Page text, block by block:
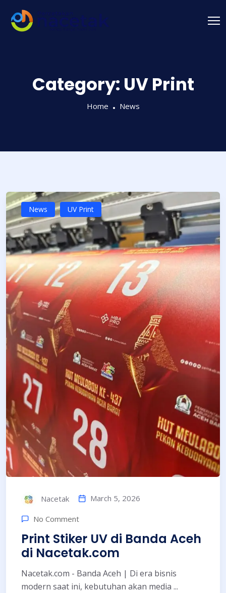
Category: UV Print
Home News
News UV Print
Nacetak March 5, 2026
No Comment
Print Stiker UV di Banda Aceh
di Nacetak.com
Nacetak.com - Banda Aceh | Di era bisnis
modern saat ini, kebutuhan akan media ...